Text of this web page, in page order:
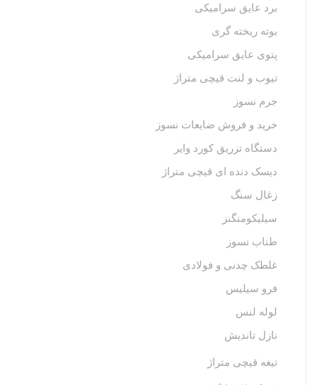
برد عایق سرامیکی
بوته ریخته گری
پتوی عایق سرامیکی
تیوب و لنت قیچی متراژ
جرم نسوز
خرید و فروش ضایعات نسوز
دستگاه تزریق کورد وایر
دیسک دنده ای قیچی متراژ
زغال سنگ
سیلیکومنگنز
طناب نسوز
غلطک چدنی و فولادی
فرو سیلیس
لوله لنس
نازل تاندیش
تیغه قیچی متراژ